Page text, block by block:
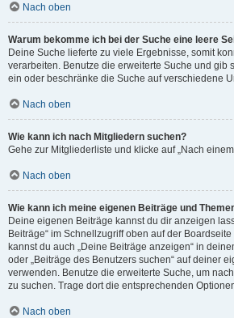
Nach oben
Warum bekomme ich bei der Suche eine leere
Deine Suche lieferte zu viele Ergebnisse, somit
verarbeiten. Benutze die erweiterte Suche und gib
ein oder beschränke die Suche auf verschiedene
Nach oben
Wie kann ich nach Mitgliedern suchen?
Gehe zur Mitgliederliste und klicke auf „Nach
Nach oben
Wie kann ich meine eigenen Beiträge und
Deine eigenen Beiträge kannst du dir anzeigen
Beiträge“ im Schnellzugriff oben auf der
kannst du auch „Deine Beiträge anzeigen“ in
oder „Beiträge des Benutzers suchen“ auf deiner
verwenden. Benutze die erweiterte Suche, um
zu suchen. Trage dort die entsprechenden
Nach oben